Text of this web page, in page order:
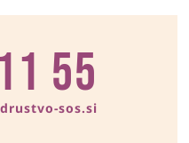
55
sos.si